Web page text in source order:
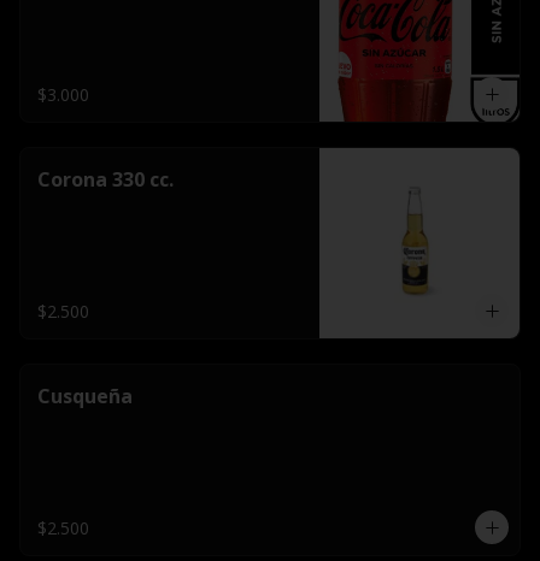
$3.000
Corona 330 cc.
$2.500
Cusqueña
$2.500